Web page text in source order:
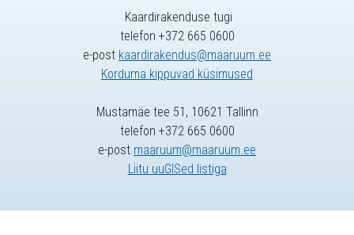
Kaardirakenduse tugi
telefon +372 665 0600
e-post kaardirakendus@maaruum.ee
Korduma kippuvad küsimused
Mustamäe tee 51, 10621 Tallinn
telefon +372 665 0600
e-post maaruum@maaruum.ee
Liitu uuGISed listiga